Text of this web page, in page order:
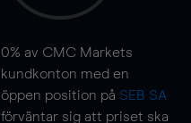
0% av CMC Markets
kundkonton med en
öppen position på SEB SA
förväntar sig att priset ska